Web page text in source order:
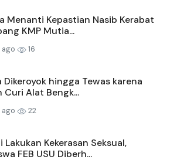
Menanti Kepastian Nasib Kerabat
KMP Mutia...
ago 16
Dikeroyok hingga Tewas karena
Curi Alat Bengk...
ago 22
Lakukan Kekerasan Seksual,
FEB USU Diberh...